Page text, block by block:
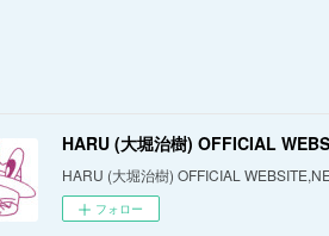
HARU (大堀治樹) OFFICIAL
HARU (大堀治樹) OFFICIAL
フォロー